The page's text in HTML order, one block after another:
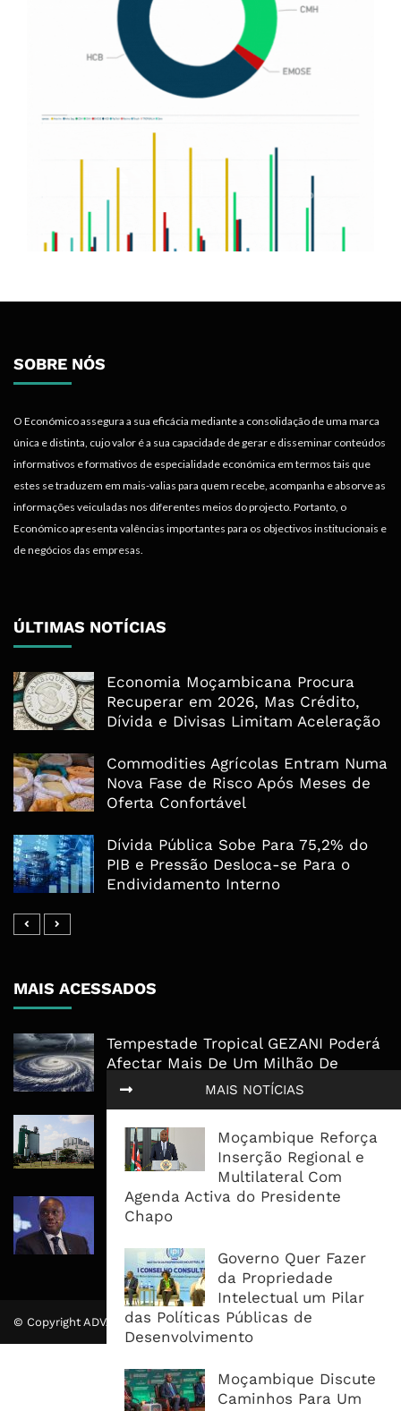
MAIS NOTÍCIAS
Moçambique Reforça
Inserção Regional e
Multilateral Com
Agenda Activa do Presidente
Chapo
Governo Quer Fazer
da Propriedade
Intelectual um Pilar
das Políticas Públicas de
Desenvolvimento
Moçambique Discute
Caminhos Para Um
SOBRE NÓS
O Económico assegura a sua eficácia mediante a consolidação de uma marca
única e distinta, cujo valor é a sua capacidade de gerar e disseminar conteúdos
informativos e formativos de especialidade económica em termos tais que
estes se traduzem em mais-valias para quem recebe, acompanha e absorve as
informações veiculadas nos diferentes meios do projecto. Portanto, o
Económico apresenta valências importantes para os objectivos institucionais e
de negócios das empresas.
ÚLTIMAS NOTÍCIAS
Economia Moçambicana Procura
Recuperar em 2026, Mas Crédito,
Dívida e Divisas Limitam Aceleração
Commodities Agrícolas Entram Numa
Nova Fase de Risco Após Meses de
Oferta Confortável
Dívida Pública Sobe Para 75,2% do
PIB e Pressão Desloca-se Para o
Endividamento Interno
MAIS ACESSADOS
Tempestade Tropical GEZANI Poderá
Afectar Mais De Um Milhão De
Pessoas No Centro E Sul ...
Governo admite nova operadora
para a Mozal após suspensão das
operações
CEO do Standard Bank pede ao
Governo que “saia do caminho” e
facilite os negócios
© Copyright ADVALUE. Todos Direitos Reservados.